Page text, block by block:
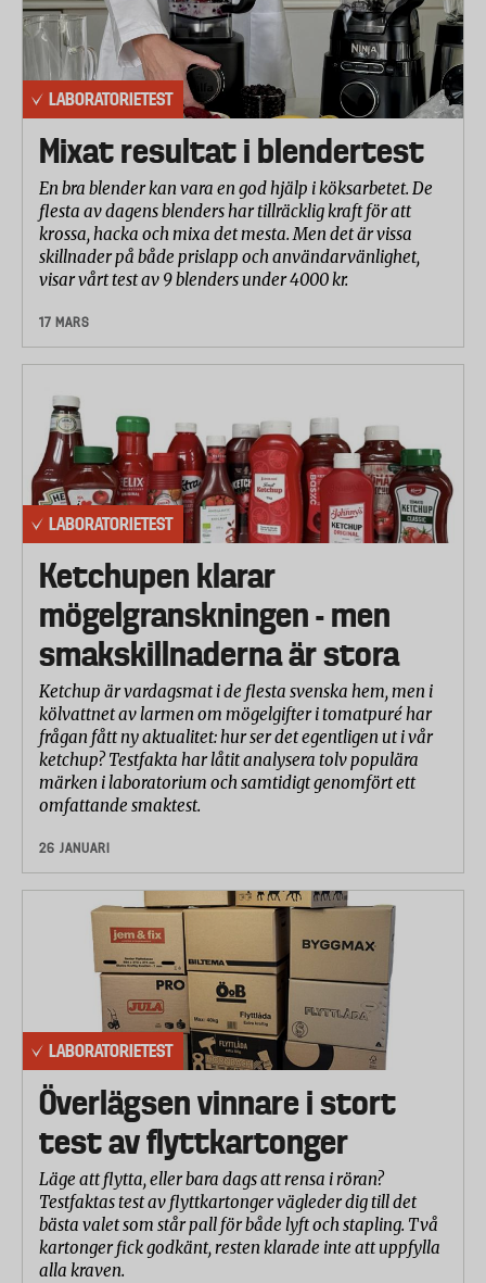
LABORATORIETEST
Mixat resultat i blendertest
En bra blender kan vara en god hjälp i köksarbetet. De
flesta av dagens blenders har tillräcklig kraft för att
krossa, hacka och mixa det mesta. Men det är vissa
skillnader på både prislapp och användarvänlighet,
visar vårt test av 9 blenders under 4000 kr.
17 MARS
LABORATORIETEST
Ketchupen klarar
mögelgranskningen - men
smakskillnaderna är stora
Ketchup är vardagsmat i de flesta svenska hem, men i
kölvattnet av larmen om mögelgifter i tomatpuré har
frågan fått ny aktualitet: hur ser det egentligen ut i vår
ketchup? Testfakta har låtit analysera tolv populära
märken i laboratorium och samtidigt genomfört ett
omfattande smaktest.
26 JANUARI
LABORATORIETEST
Överlägsen vinnare i stort
test av flyttkartonger
Läge att flytta, eller bara dags att rensa i röran?
Testfaktas test av flyttkartonger vägleder dig till det
bästa valet som står pall för både lyft och stapling. Två
kartonger fick godkänt, resten klarade inte att uppfylla
alla kraven.